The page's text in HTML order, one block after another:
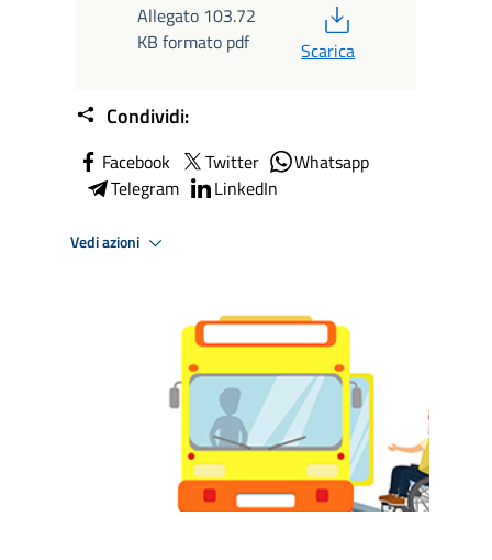
Allegato 103.72
KB formato pdf
Scarica
Condividi:
Facebook Twitter
Whatsapp
Telegram
LinkedIn
Vedi azioni